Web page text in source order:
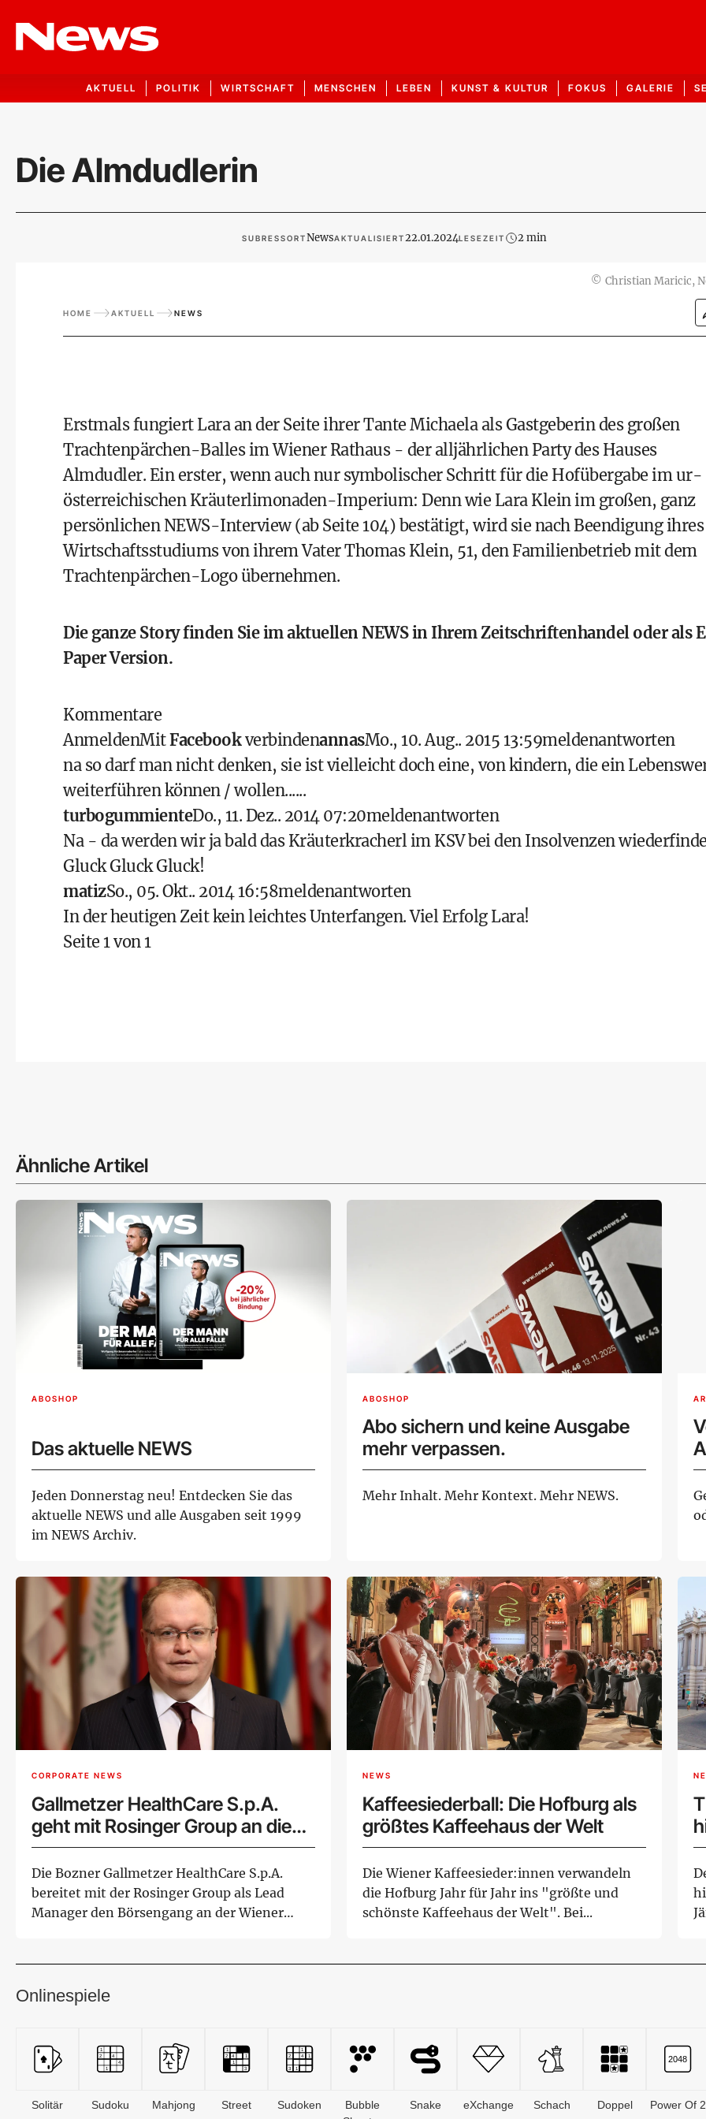
AKTUELL POLITIK WIRTSCHAFT MENSCHEN LEBEN KUNST & KULTUR FOKUS GALERIE
Die Almdudlerin
SUBRESSORTNewsAKTUALISIERT22.01.2024LESEZEIT 2 min
© Christian Maricic,
HOME AKTUELL NEWS
Erstmals fungiert Lara an der Seite ihrer Tante Michaela als Gastgeberin des großen
Trachtenpärchen-Balles im Wiener Rathaus - der alljährlichen Party des Hauses
Almdudler. Ein erster, wenn auch nur symbolischer Schritt für die Hofübergabe im ur-
österreichischen Kräuterlimonaden-Imperium: Denn wie Lara Klein im großen, ganz
persönlichen NEWS-Interview (ab Seite 104) bestätigt, wird sie nach Beendigung ihres
Wirtschaftsstudiums von ihrem Vater Thomas Klein, 51, den Familienbetrieb mit dem
Trachtenpärchen-Logo übernehmen.
Die ganze Story finden Sie im aktuellen NEWS in Ihrem Zeitschriftenhandel oder als
Paper Version.
Kommentare
AnmeldenMitFacebookverbindenannasMo., 10. Aug.. 2015 13:59meldenantworten
na so darf man nicht denken, sie ist vielleicht doch eine, von kindern, die ein
weiterführen können / wollen......
turbogummienteDo., 11. Dez.. 2014 07:20meldenantworten
Na - da werden wir ja bald das Kräuterkracherl im KSV bei den Insolvenzen
Gluck Gluck Gluck!
matizSo., 05. Okt.. 2014 16:58meldenantworten
In der heutigen Zeit kein leichtes Unterfangen. Viel Erfolg Lara!
Seite 1 von 1
Ähnliche Artikel
ABOSHOP
Das aktuelle NEWS
Jeden Donnerstag neu! Entdecken Sie das
aktuelle NEWS und alle Ausgaben seit 1999
im NEWS Archiv.
ABOSHOP
Abo sichern und keine Ausgabe
mehr verpassen.
Mehr Inhalt. Mehr Kontext. Mehr NEWS.
CORPORATE NEWS
Gallmetzer HealthCare S.p.A.
geht mit Rosinger Group an die
Wiener Börse
Die Bozner Gallmetzer HealthCare S.p.A.
bereitet mit der Rosinger Group als Lead
Manager den Börsengang an der Wiener
NEWS
Kaffeesiederball: Die Hofburg als
größtes Kaffeehaus der Welt
Die Wiener Kaffeesieder:innen verwandeln
die Hofburg Jahr für Jahr ins "größte und
schönste Kaffeehaus der Welt". Bei...
Onlinespiele
Solitär Sudoku Mahjong Street Sudoken
Bubble
Snake eXchange Schach Doppel Power Of 2